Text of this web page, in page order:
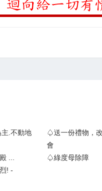
.不動地
♤送一份禮物，
會
...
♤綠度母除障
! -